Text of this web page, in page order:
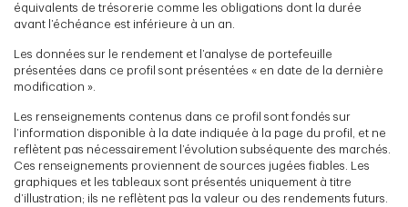
équivalents de trésorerie comme les obligations dont la durée
avant l’échéance est inférieure à un an.
Les données sur le rendement et l’analyse de portefeuille
présentées dans ce profil sont présentées « en date de la dernière
modification ».
Les renseignements contenus dans ce profil sont fondés sur
l’information disponible à la date indiquée à la page du profil, et ne
reflètent pas nécessairement l’évolution subséquente des marchés.
Ces renseignements proviennent de sources jugées fiables. Les
graphiques et les tableaux sont présentés uniquement à titre
d’illustration; ils ne reflètent pas la valeur ou des rendements futurs.